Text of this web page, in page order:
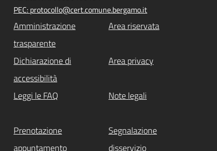
PEC: protocollo@cert.comune.bergamo.it
Amministrazione
trasparente
Area riservata
Dichiarazione di
accessibilità
Area privacy
Leggi le FAQ Note legali
Prenotazione
appuntamento
Segnalazione
disservizio